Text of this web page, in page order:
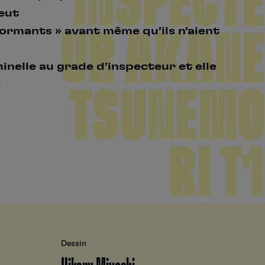
» avant même qu’ils n’aient
au grade d’inspecteur et elle
UR AKANE
TSUNEMO
RI T1
Dessin